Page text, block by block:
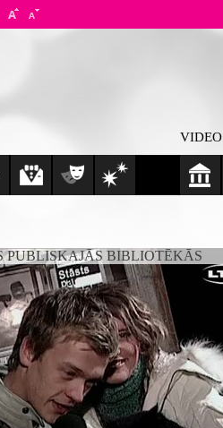
VIDEO
PUBLISKAJĀS BIBLIOTĒKĀS